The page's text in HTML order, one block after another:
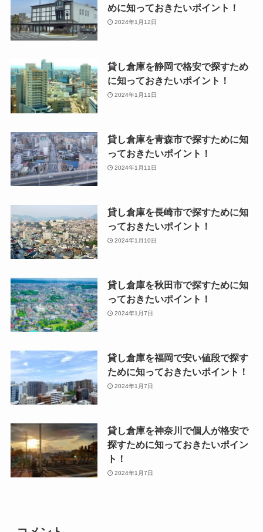
めに知っておきたいポイント！
2024年1月12日
貸し倉庫を静岡で格安で探すため
に知っておきたいポイント！
2024年1月11日
貸し倉庫を青森市で探すために知
っておきたいポイント！
2024年1月11日
貸し倉庫を長崎市で探すために知
っておきたいポイント！
2024年1月10日
貸し倉庫を秋田市で探すために知
っておきたいポイント！
2024年1月7日
貸し倉庫を福岡で安い値段で探す
ために知っておきたいポイント！
2024年1月7日
貸し倉庫を神奈川で個人が格安で
探すために知っておきたいポイン
ト！
2024年1月7日